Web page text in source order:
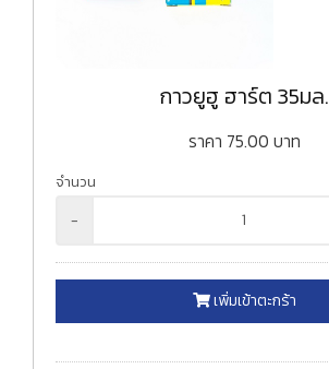
กาวยูฮู ฮาร์ต 35มล.
ราคา 75.00 บาท
จำนวน
-
เพิ่มเข้าตะกร้า